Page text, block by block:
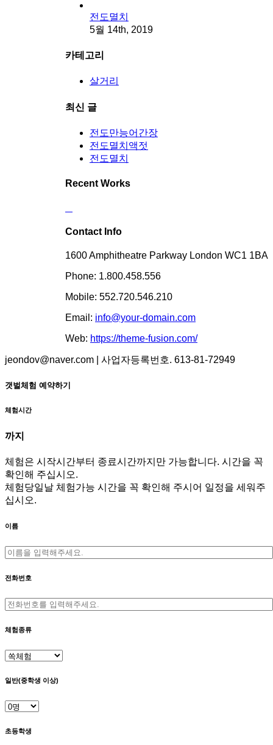
전도멸치
5월 14th, 2019
카테고리
살거리
최신 글
전도만능어간장
전도멸치액젓
전도멸치
Recent Works
Contact Info
1600 Amphitheatre Parkway London WC1 1BA
Phone: 1.800.458.556
Mobile: 552.720.546.210
Email: info@your-domain.com
Web: https://theme-fusion.com/
jeondov@naver.com | 사업자등록번호. 613-81-72949
갯벌체험 예약하기
체험시간
까지
체험은 시작시간부터 종료시간까지만 가능합니다. 시간을 꼭
확인해 주십시오.
체험당일날 체험가능 시간을 꼭 확인해 주시어 일정을 세워주
십시오.
이름
전화번호
체험종류
일반(중학생 이상)
초등학생